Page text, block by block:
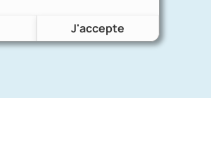
J'accepte